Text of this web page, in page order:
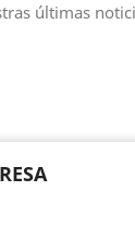
últimas